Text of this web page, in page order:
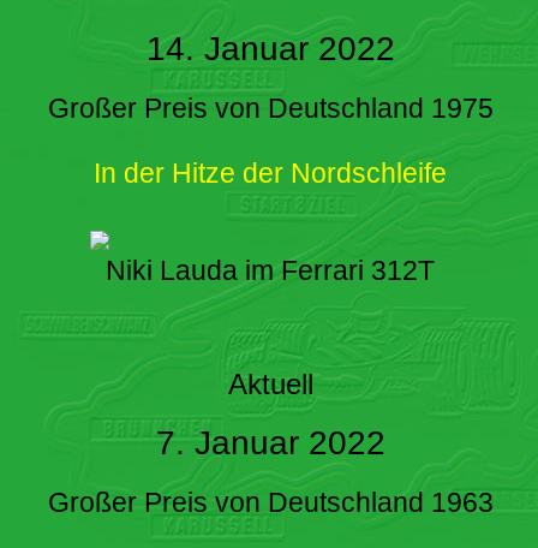
14. Januar 2022
Großer Preis von Deutschland 1975
In der Hitze der Nordschleife
Niki Lauda im Ferrari 312T
Aktuell
7. Januar 2022
Großer Preis von Deutschland 1963